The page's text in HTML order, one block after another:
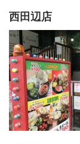
西田辺店